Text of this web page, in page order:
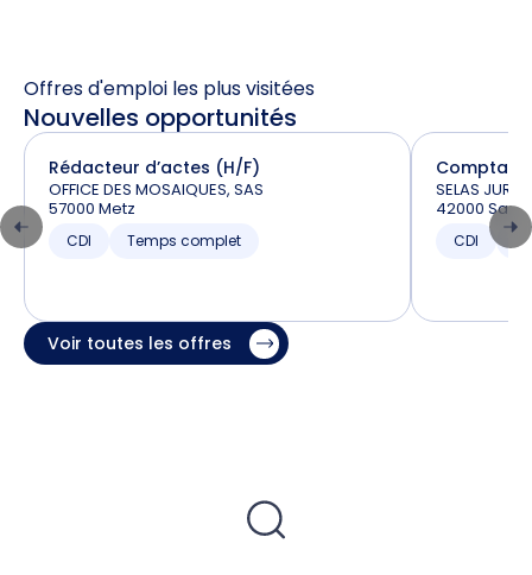
Offres d'emploi les plus visitées
Nouvelles opportunités
Rédacteur d’actes (H/F)
OFFICE DES MOSAIQUES, SAS
57000 Metz
CDI Temps complet
SELAS
42000
CDI
Voir toutes les offres